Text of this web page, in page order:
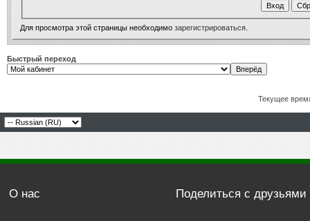
Для просмотра этой страницы необходимо зарегистрироваться
Быстрый переход
Текущее
О нас Поделиться с друзьями